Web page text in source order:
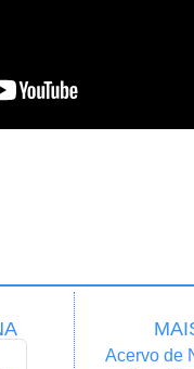
Acervo de